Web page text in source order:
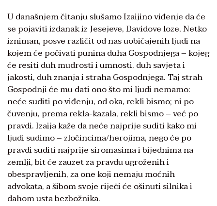
U današnjem čitanju slušamo Izaijino viđenje da će
se pojaviti izdanak iz Jesejeve, Davidove loze, Netko
izniman, posve različit od nas uobičajenih ljudi na
kojem će počivati punina duha Gospodnjega – kojeg
će resiti duh mudrosti i umnosti, duh savjeta i
jakosti, duh znanja i straha Gospodnjega. Taj strah
Gospodnji će mu dati ono što mi ljudi nemamo:
neće suditi po viđenju, od oka, rekli bismo; ni po
čuvenju, prema rekla-kazala, rekli bismo – već po
pravdi. Izaija kaže da neće najprije suditi kako mi
ljudi sudimo – zločincima/herojima, nego će po
pravdi suditi najprije siromasima i bijednima na
zemlji, bit će zauzet za pravdu ugroženih i
obespravljenih, za one koji nemaju moćnih
advokata, a šibom svoje riječi će ošinuti silnika i
dahom usta bezbožnika.